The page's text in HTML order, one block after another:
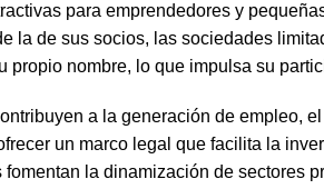
para emprendedores y
la de sus socios, las sociedades
nombre, lo que impulsa su
a la generación de empleo,
un marco legal que facilita la
la dinamización de sectores